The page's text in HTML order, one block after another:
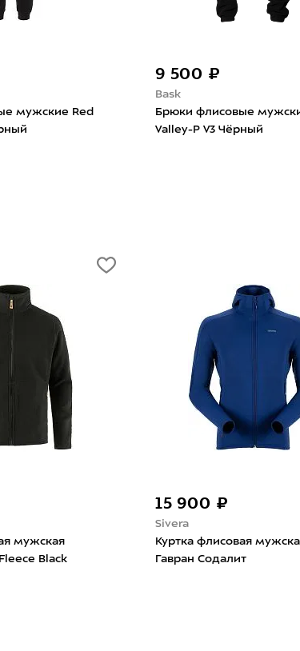
мужские Red
9 500 ₽
Bask
Брюки флисовые
Valley-P V3 Чёрный
мужская
Black
15 900 ₽
Sivera
Куртка флисовая
Гавран Содалит